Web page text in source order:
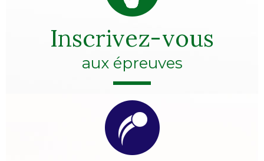
Inscrivez-vous
aux épreuves